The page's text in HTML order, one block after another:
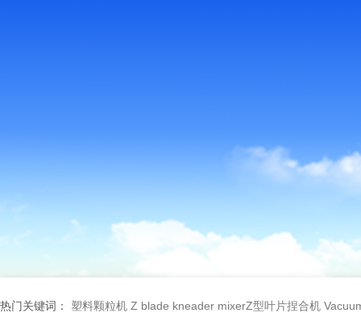
热门关键词： 塑料颗粒机 Z blade kneader mixerZ型叶片捏合机